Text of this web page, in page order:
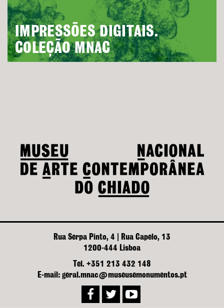
IMPRESSÕES DIGITAIS.
COLEÇÃO MNAC
Rua Serpa Pinto, 4 | Rua Capelo, 13
1200-444 Lisboa
Tel. +351 213 432 148
E-mail: geral.mnac@museusemonumentos.pt